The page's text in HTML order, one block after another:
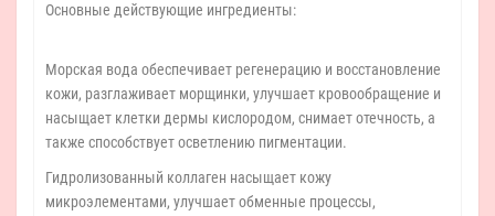
Основные действующие ингредиенты:
Морская вода обеспечивает регенерацию и восстановление
кожи, разглаживает морщинки, улучшает кровообращение и
насыщает клетки дермы кислородом, снимает отечность, а
также способствует осветлению пигментации.
Гидролизованный коллаген насыщает кожу
микроэлементами, улучшает обменные процессы,